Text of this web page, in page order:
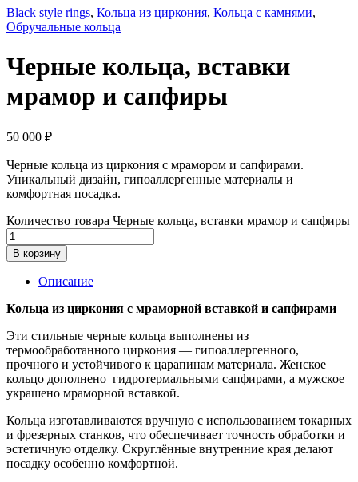
Black style rings, Кольца из циркония, Кольца с камнями,
Обручальные кольца
Черные кольца, вставки
мрамор и сапфиры
50 000 ₽
Черные кольца из циркония с мрамором и сапфирами.
Уникальный дизайн, гипоаллергенные материалы и
комфортная посадка.
Количество товара Черные кольца, вставки мрамор и сапфиры
В корзину
Описание
Кольца из циркония с мраморной вставкой и сапфирами
Эти стильные черные кольца выполнены из
термообработанного циркония — гипоаллергенного,
прочного и устойчивого к царапинам материала. Женское
кольцо дополнено гидротермальными сапфирами, а мужское
украшено мраморной вставкой.
Кольца изготавливаются вручную с использованием токарных
и фрезерных станков, что обеспечивает точность обработки и
эстетичную отделку. Скруглённые внутренние края делают
посадку особенно комфортной.